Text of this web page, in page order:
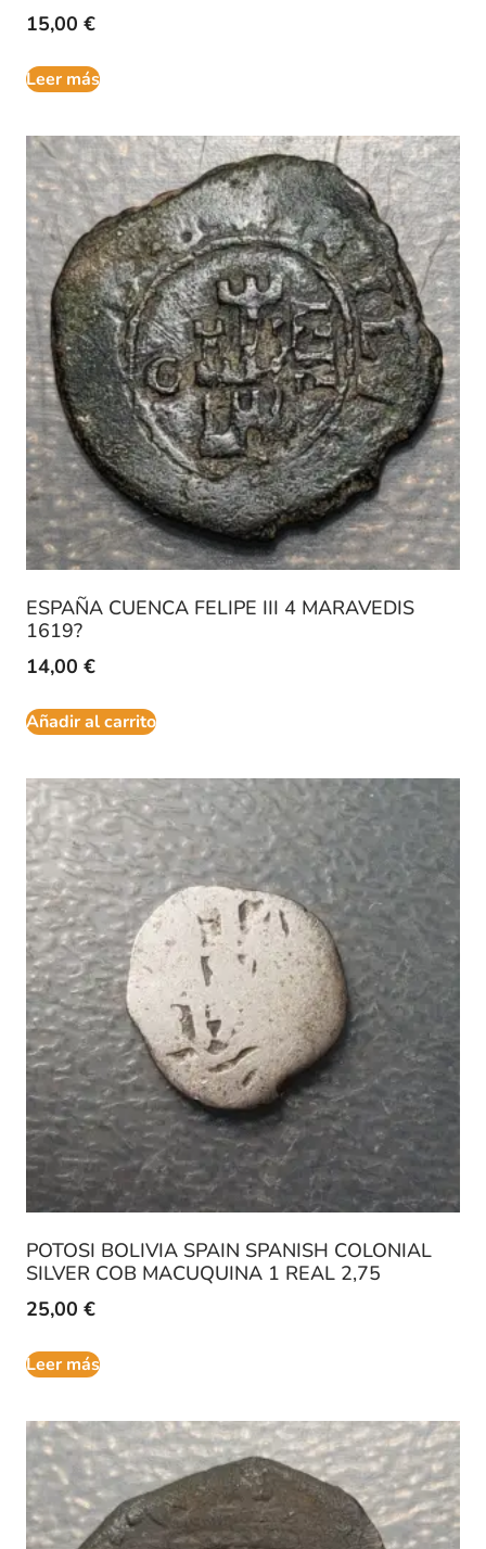
15,00 €
Leer más
ESPAÑA CUENCA FELIPE III 4 MARAVEDIS
1619?
14,00 €
Añadir al carrito
POTOSI BOLIVIA SPAIN SPANISH COLONIAL
SILVER COB MACUQUINA 1 REAL 2,75
25,00 €
Leer más